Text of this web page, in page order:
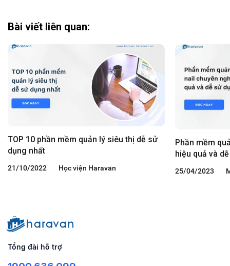
Bài viết liên quan:
TOP 10 phần mềm quản lý siêu thị dễ sử
dụng nhất
21/10/2022 Học viện Haravan
Phần mềm
hiệu quả và
25/04/2023
Tổng đài hỗ trợ